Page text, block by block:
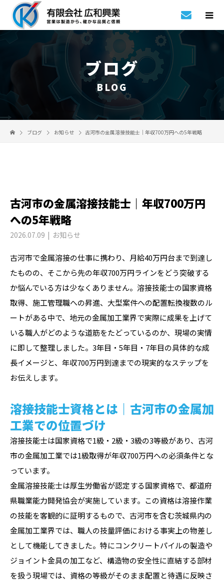
ブログ
BLOG
ブログ お知らせ 古河市の金属溶接技能士｜年収700万円への5年戦略
古河市の金属溶接技能士｜年収700万円
への5年戦略
2026.07.09 お知らせ
古河市で金属溶接の仕事に携わり、月給40万円台まで到達し
たものの、そこから先の年収700万円ラインをどう突破する
か悩んでいる方は少なくありません。溶接技能士の国家資格
取得、施工管理職への昇進、大型案件への配置転換――複数のル
ートがある中で、地元の金属加工業界で実際に成果を上げて
いる職人がどのような道筋をたどっているのか、現場の実情
に即して整理しました。3年目・5年目・7年目の具体的な成
長イメージと、年収700万円到達までの現実的なステップを
お伝えします。
溶接技能士資格とは｜古河市の金属加
工業での位置づけ
溶接技能士は国家資格で1級・2級・3級の3等級があり、古河
市の金属加工業では1級取得が年収700万円への必須条件とな
っています。
金属溶接技能士は厚生労働省が認定する国家資格で、都道府
県職業能力開発協会が実施しています。この資格は溶接作業
の技能を客観的に証明するもので、古河市を含む茨城県内の
金属加工業界では、職人の技量評価における事実上の物差し
として機能してきました。特にコンクリートパイルの製造や
ジョイント金具の加工など、構造物の安全性に直結する部材
を扱う現場では、資格の等級がそのまま配置と待遇に反映さ